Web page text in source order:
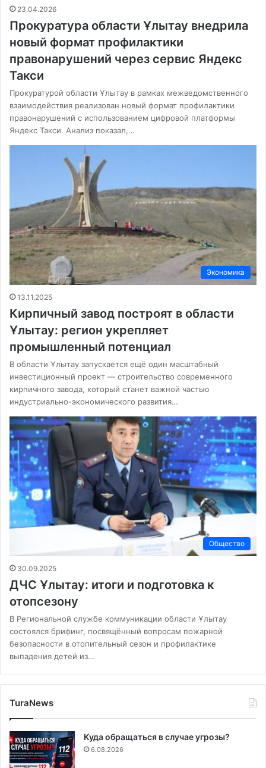
23.04.2026
Прокуратура области Ұлытау внедрила
новый формат профилактики
правонарушений через сервис Яндекс
Такси
Прокуратурой области Ұлытау в рамках межведомственного
взаимодействия реализован новый формат профилактики
правонарушений с использованием цифровой платформы
Яндекс Такси. Анализ показал,…
Экономика
13.11.2025
Кирпичный завод построят в области
Ұлытау: регион укрепляет
промышленный потенциал
В области Ұлытау запускается ещё один масштабный
инвестиционный проект — строительство современного
кирпичного завода, который станет важной частью
индустриально-экономического развития…
Общество
30.09.2025
ДЧС Ұлытау: итоги и подготовка к
отопсезону
В Региональной службе коммуникации области Ұлытау
состоялся брифинг, посвящённый вопросам пожарной
безопасности в отопительный сезон и профилактике
выпадения детей из…
TuraNews
Куда обращаться в случае угрозы?
6.08.2026